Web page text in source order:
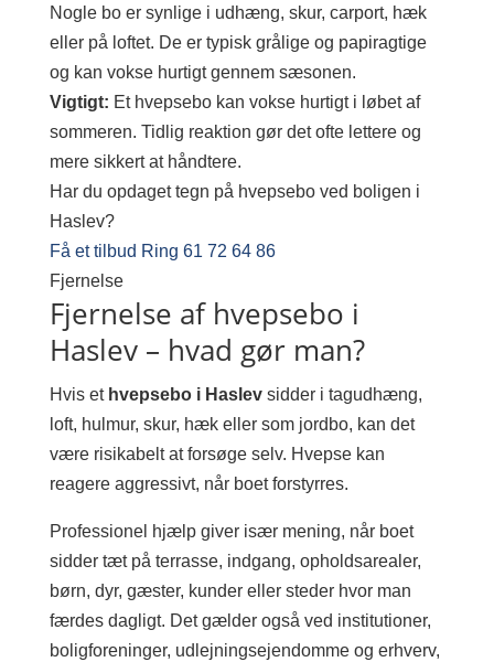
Nogle bo er synlige i udhæng, skur, carport, hæk
eller på loftet. De er typisk grålige og papiragtige
og kan vokse hurtigt gennem sæsonen.
Vigtigt: Et hvepsebo kan vokse hurtigt i løbet af
sommeren. Tidlig reaktion gør det ofte lettere og
mere sikkert at håndtere.
Har du opdaget tegn på hvepsebo ved boligen i
Haslev?
Få et tilbud Ring 61 72 64 86
Fjernelse
Fjernelse af hvepsebo i
Haslev – hvad gør man?
Hvis et hvepsebo i Haslevsidder i tagudhæng,
loft, hulmur, skur, hæk eller som jordbo, kan det
være risikabelt at forsøge selv. Hvepse kan
reagere aggressivt, når boet forstyrres.
Professionel hjælp giver især mening, når boet
sidder tæt på terrasse, indgang, opholdsarealer,
børn, dyr, gæster, kunder eller steder hvor man
færdes dagligt. Det gælder også ved institutioner,
boligforeninger, udlejningsejendomme og erhverv,